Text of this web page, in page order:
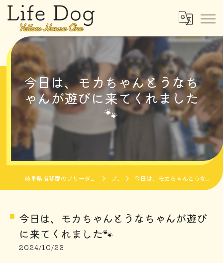
今日は、モカちゃんとうなち
ゃんが遊びに来てくれました
🐾
ブログ 今日は、モカちゃんとうなちゃんが遊びに来てくれました🐾
今日は、モカちゃんとうなちゃんが遊び
に来てくれました🐾
2024/10/23